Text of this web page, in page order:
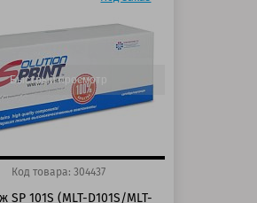
Быстрый просмотр
Код товара: 304437
SP 101S (MLT-D101S/MLT-